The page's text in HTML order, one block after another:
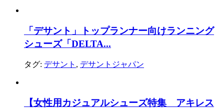
「デサント」トップランナー向けランニング
シューズ「DELTA...
タグ: デサント , デサントジャパン
【女性用カジュアルシューズ特集 アキレス